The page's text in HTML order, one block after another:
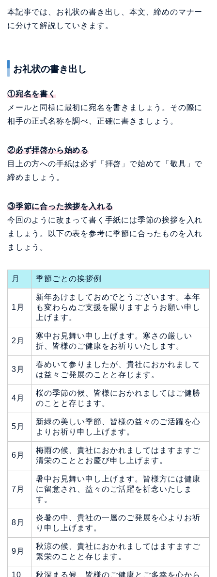
本記事では、お礼状の書き出し、本文、締めのマナー
に分けて解説していきます。
お礼状の書き出し
①宛名を書く
メールと同様に最初に宛名を書きましょう。その際に
相手の正式名称を調べ、正確に書きましょう。
②必ず拝啓から始める
目上の方への手紙は必ず「拝啓」で始めて「敬具」で
締めましょう。
③季節に合った挨拶を入れる
今回のように改まって書く手紙には季節の挨拶を入れ
ましょう。以下の表を参考に季節に合ったものを入れ
ましょう。
月 季節ごとの挨拶例
1月
新年あけましておめでとうございます。本年
も変わらぬご支援を賜りますようお願い申し
上げます。
2月
寒中お見舞い申し上げます。寒さの厳しい
折、皆様のご健康をお祈りいたします。
3月
春めいて参りましたが、貴社におかれまして
は益々ご発展のことと存じます。
4月
桜の季節の候、皆様におかれましてはご健勝
のことと存じます。
5月
新緑の美しい季節、皆様の益々のご活躍を心
よりお祈り申し上げます。
6月
梅雨の候、貴社におかれましてはますますご
清栄のこととお慶び申し上げます。
7月
暑中お見舞い申し上げます。皆様方には健康
に留意され、益々のご活躍を祈念いたしま
す。
8月
炎暑の中、貴社の一層のご発展を心よりお祈
り申し上げます。
9月
秋涼の候、貴社におかれましてはますますご
繁栄のことと存じます。
10 秋深まる候、皆様のご健康とご多幸を心から